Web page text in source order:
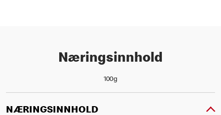
Næringsinnhold
100g
NÆRINGSINNHOLD